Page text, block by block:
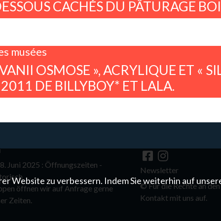
CACHÉS DU PÂTURAGE
musées
OSMOSE », ACRYLIQUE ET «
DE BILLYBOY* ET LALA.
Juni 2025 : Öffnungszeiten -
öffnen wir auf Anfrage gerne
Zeiten.
Newsletter
©Für die Rechte an
Kontakt mit uns auf.
Website zu verbessern. Indem Sie weiterhin auf